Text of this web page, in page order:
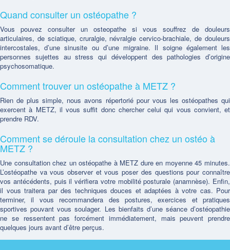
Quand consulter un ostéopathe ?
Vous pouvez consulter un osteopathe si vous souffrez de douleurs
articulaires, de sciatique, cruralgie, névralgie cervico-brachiale, de douleurs
intercostales, d’une sinusite ou d’une migraine. Il soigne également les
personnes sujettes au stress qui développent des pathologies d’origine
psychosomatique.
Comment trouver un ostéopathe à METZ ?
Rien de plus simple, nous avons répertorié pour vous les ostéopathes qui
exercent à METZ, il vous suffit donc chercher celui qui vous convient, et
prendre RDV.
Comment se déroule la consultation chez un ostéo à
METZ ?
Une consultation chez un ostéopathe à METZ dure en moyenne 45 minutes.
L’ostéopathe va vous observer et vous poser des questions pour connaître
vos antécédents, puis il vérifiera votre mobilité posturale (anamnèse). Enfin,
il vous traitera par des techniques douces et adaptées à votre cas. Pour
terminer, il vous recommandera des postures, exercices et pratiques
sportives pouvant vous soulager. Les bienfaits d’une séance d’ostéopathie
ne se ressentent pas forcément immédiatement, mais peuvent prendre
quelques jours avant d’être perçus.